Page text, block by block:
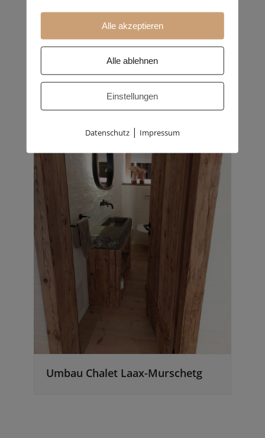
Umbau Valserchalet
Miraniga/Obersaxen
Umbau Chalet Laax-Murschetg
Alle akzeptieren
Alle ablehnen
Einstellungen
Datenschutz| Impressum